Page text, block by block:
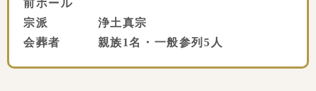
前ホール
宗派 浄土真宗
会葬者 親族1名・一般参列5人